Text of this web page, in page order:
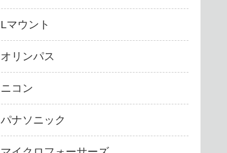
Lマウント
オリンパス
ニコン
パナソニック